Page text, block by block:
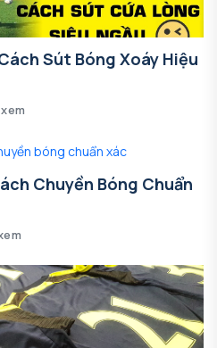
Sút Bóng Xoáy Hiệu
Chuyền Bóng Chuẩn